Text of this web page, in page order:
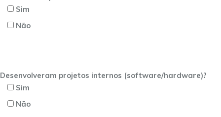
Sim
Não
Desenvolveram projetos internos (software/hardware)?
Sim
Não